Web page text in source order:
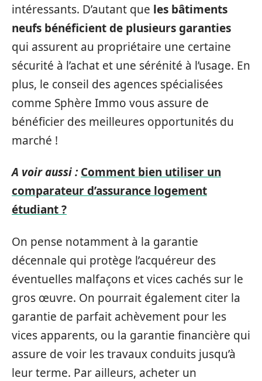
intéressants. D’autant que les bâtiments
neufs bénéficient de plusieurs garanties
qui assurent au propriétaire une certaine
sécurité à l’achat et une sérénité à l’usage. En
plus, le conseil des agences spécialisées
comme Sphère Immo vous assure de
bénéficier des meilleures opportunités du
marché !
A voir aussi : Comment bien utiliser un
comparateur d’assurance logement
étudiant ?
On pense notamment à la garantie
décennale qui protège l’acquéreur des
éventuelles malfaçons et vices cachés sur le
gros œuvre. On pourrait également citer la
garantie de parfait achèvement pour les
vices apparents, ou la garantie financière qui
assure de voir les travaux conduits jusqu’à
leur terme. Par ailleurs, acheter un